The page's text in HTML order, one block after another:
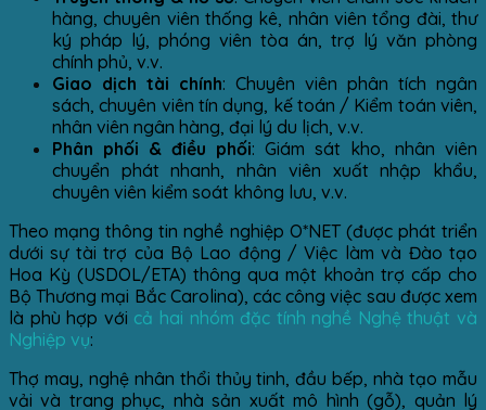
hàng, chuyên viên thống kê, nhân viên tổng đài, thư
ký pháp lý, phóng viên tòa án, trợ lý văn phòng
chính phủ, v.v.
Giao dịch tài chính: Chuyên viên phân tích ngân
sách, chuyên viên tín dụng, kế toán / Kiểm toán viên,
nhân viên ngân hàng, đại lý du lịch, v.v.
Phân phối & điều phối: Giám sát kho, nhân viên
chuyển phát nhanh, nhân viên xuất nhập khẩu,
chuyên viên kiểm soát không lưu, v.v.
Theo mạng thông tin nghề nghiệp O*NET (được phát triển
dưới sự tài trợ của Bộ Lao động / Việc làm và Đào tạo
Hoa Kỳ (USDOL/ETA) thông qua một khoản trợ cấp cho
Bộ Thương mại Bắc Carolina), các công việc sau được xem
là phù hợp với cả hai nhóm đặc tính nghề Nghệ thuật và
Nghiệp vụ:
Thợ may, nghệ nhân thổi thủy tinh, đầu bếp, nhà tạo mẫu
vải và trang phục, nhà sản xuất mô hình (gỗ), quản lý